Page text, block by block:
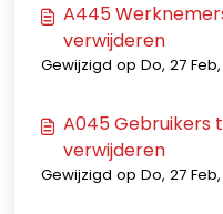
A445
verwijderen
Gewijzigd op Do, 27
A045 Gebruikers
verwijderen
Gewijzigd op Do, 27